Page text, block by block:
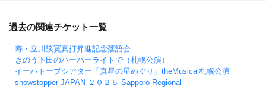
過去の関連チケット一覧
寿・立川談寛真打昇進記念落語会
きのう下田のハーバーライトで（札幌公演）
イーハトーブシアター「真昼の星めぐり」theMusical札幌公演
showstopper JAPAN ２０２５ Sapporo Regional